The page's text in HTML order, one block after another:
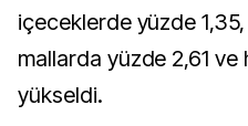
içeceklerde yüzde 1,35,
mallarda yüzde 2,61
yükseldi.